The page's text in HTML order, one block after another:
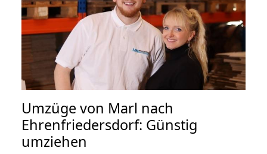
Umzüge von Marl nach
Ehrenfriedersdorf: Günstig
umziehen